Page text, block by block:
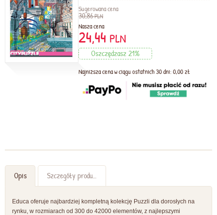
Sugerowana cena
30,86PLN
Nasza cena
24,44 PLN
Oszczędzasz 21%
Najniższa cena w ciągu ostatnich 30 dni: 0,00 zł
Opis Szczegóły produktu
Educa oferuje najbardziej kompletną kolekcję Puzzli dla dorosłych na
rynku, w rozmiarach od 300 do 42000 elementów, z najlepszymi